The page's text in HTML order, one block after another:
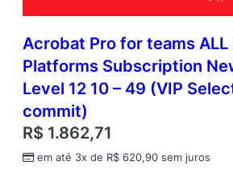
Acrobat Pro for teams
Platforms Subscription
Level 12 10 – 49 (VIP
commit)
R$ 1.862,71
em até 3x de R$ 620,90 sem juros